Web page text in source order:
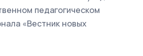
педагогическом
«Вестник новых